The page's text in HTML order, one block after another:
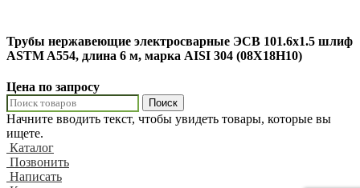
Трубы нержавеющие электросварные ЭСВ 101.6х1.5 шлиф
ASTM A554, длина 6 м, марка AISI 304 (08Х18Н10)
Цена по запросу
Поиск
Начните вводить текст, чтобы увидеть товары, которые вы
ищете.
Каталог
Позвонить
Написать